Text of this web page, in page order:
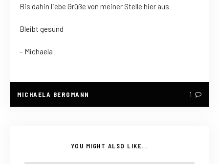
Bis dahin liebe Grüße von meiner Stelle hier aus
Bleibt gesund
– Michaela
MICHAELA BERGMANN 1
YOU MIGHT ALSO LIKE...